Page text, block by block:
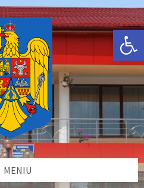
Deschide bara de unelte
MENIU